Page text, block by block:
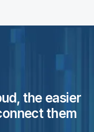
the easier
them